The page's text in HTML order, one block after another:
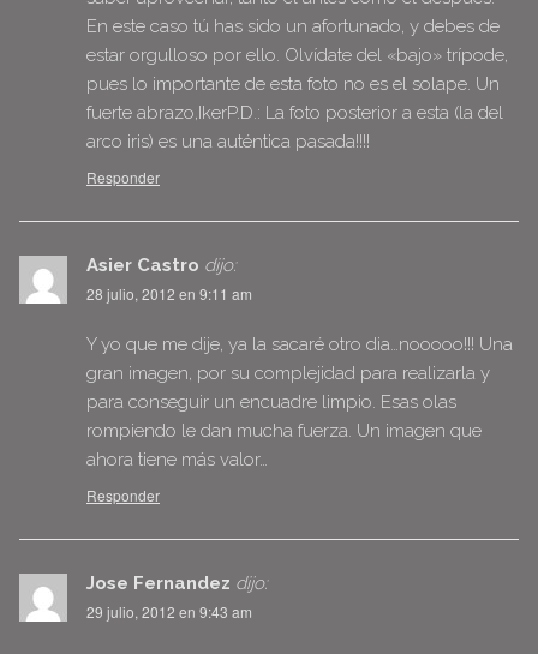
En este caso tú has sido un afortunado, y debes de
estar orgulloso por ello. Olvídate del «bajo» trípode,
pues lo importante de esta foto no es el solape. Un
fuerte abrazo,IkerP.D.: La foto posterior a esta (la del
arco iris) es una auténtica pasada!!!!
Responder
Asier Castro dijo:
28 julio, 2012 en 9:11 am
Y yo que me dije, ya la sacaré otro dia…nooooo!!! Una
gran imagen, por su complejidad para realizarla y
para conseguir un encuadre limpio. Esas olas
rompiendo le dan mucha fuerza. Un imagen que
ahora tiene más valor…
Responder
Jose Fernandez dijo:
29 julio, 2012 en 9:43 am